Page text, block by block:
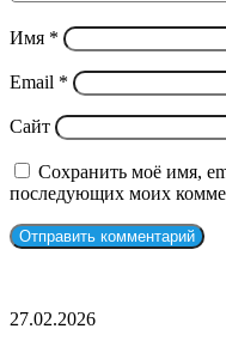
Имя *
Email *
Сайт
Сохранить моё имя,
последующих моих
Неубиваемый
27.02.2026